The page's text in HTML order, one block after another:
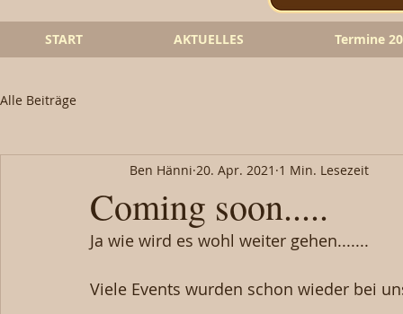
START AKTUELLES Termine
Alle Beiträge
Coming soon.....
Ben Hänni 20. Apr. 2021 1 Min. Lesezeit
Ja wie wird es wohl weiter gehen.......
Viele Events wurden schon wieder bei